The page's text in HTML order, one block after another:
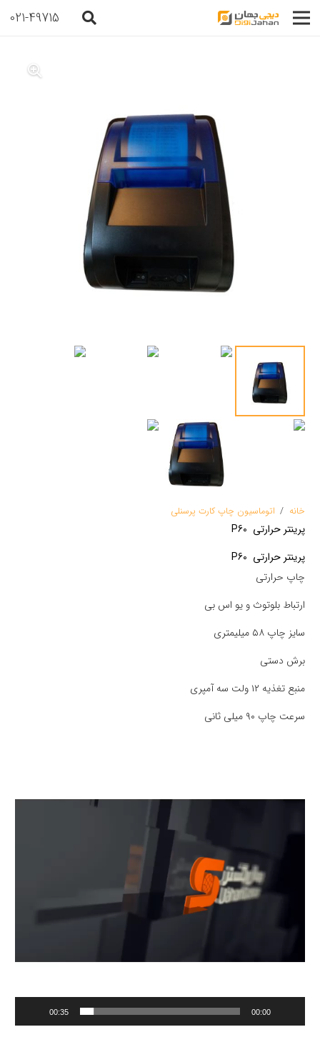
021-49715
خانه / اتوماسیون چاپ کارت پرسنلی
پرینتر حرارتی P60
پرینتر حرارتی P60
چاپ حرارتی
ارتباط بلوتوث و یو اس بی
سایز چاپ ۵۸ میلیمتری
برش دستی
منبع تغذیه ۱۲ ولت سه آمپری
سرعت چاپ ۹۰ میلی ثانی
00:00
00:35